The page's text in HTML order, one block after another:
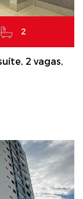
2
2 vagas,